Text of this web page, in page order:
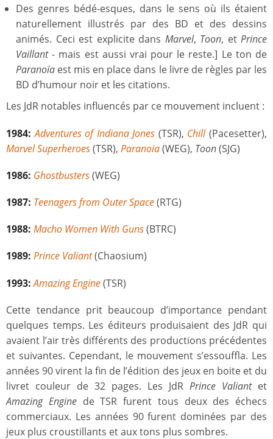
Des genres bédé-esques, dans le sens où ils étaient
naturellement illustrés par des BD et des dessins
animés. Ceci est explicite dans Marvel, Toon, et Prince
Vaillant- mais est aussi vrai pour le reste.] Le ton de
Paranoïa est mis en place dans le livre de règles par les
BD d’humour noir et les citations.
Les JdR notables influencés par ce mouvement incluent :
1984: Adventures of Indiana Jones (TSR), Chill(Pacesetter),
Marvel Superheroes(TSR), Paranoia(WEG), Toon(SJG)
1986: Ghostbusters(WEG)
1987: Teenagers from Outer Space(RTG)
1988: Macho Women With Guns(BTRC)
1989: Prince Valiant(Chaosium)
1993: Amazing Engine(TSR)
Cette tendance prit beaucoup d’importance pendant
quelques temps. Les éditeurs produisaient des JdR qui
avaient l’air très différents des productions précédentes
et suivantes. Cependant, le mouvement s’essouffla. Les
années 90 virent la fin de l’édition des jeux en boite et du
livret couleur de 32 pages. Les JdR Prince Valiantet
Amazing Enginede TSR furent tous deux des échecs
commerciaux. Les années 90 furent dominées par des
jeux plus croustillants et aux tons plus sombres.